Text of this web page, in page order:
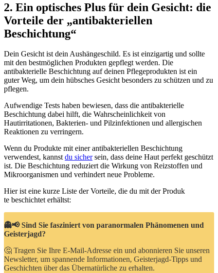
2. Ein optisches Plus für dein Gesicht: die
Vorteile der „antibakteriellen
Beschichtung“
Dein Gesicht ist dein Aushängeschild. Es ist einzigartig und sollte
mit den bestmöglichen Produkten gepflegt werden. Die
antibakterielle Beschichtung auf deinen Pflegeprodukten ist ein
guter Weg, um dein hübsches Gesicht besonders zu schützen und zu
pflegen.
Aufwendige Tests haben bewiesen, dass die antibakterielle
Beschichtung dabei hilft, die Wahrscheinlichkeit von
Hautirritationen, Bakterien- und Pilzinfektionen und allergischen
Reaktionen zu verringern.
Wenn du Produkte mit einer antibakteriellen Beschichtung
verwendest, kannstdu sichersein, dass deine Haut perfekt geschützt
ist. Die Beschichtung reduziert die Wirkung von Reizstoffen und
Mikroorganismen und verhindert neue Probleme.
Hier ist eine kurze Liste der Vorteile, die du mit der Produk
te beschichtet erhältst:
👻📢 Sind Sie fasziniert von paranormalen Phänomenen und
Geisterjagd?
🤔 Tragen Sie Ihre E-Mail-Adresse ein und abonnieren Sie unseren
Newsletter, um spannende Informationen, Geisterjagd-Tipps und
Geschichten über das Übernatürliche zu erhalten.